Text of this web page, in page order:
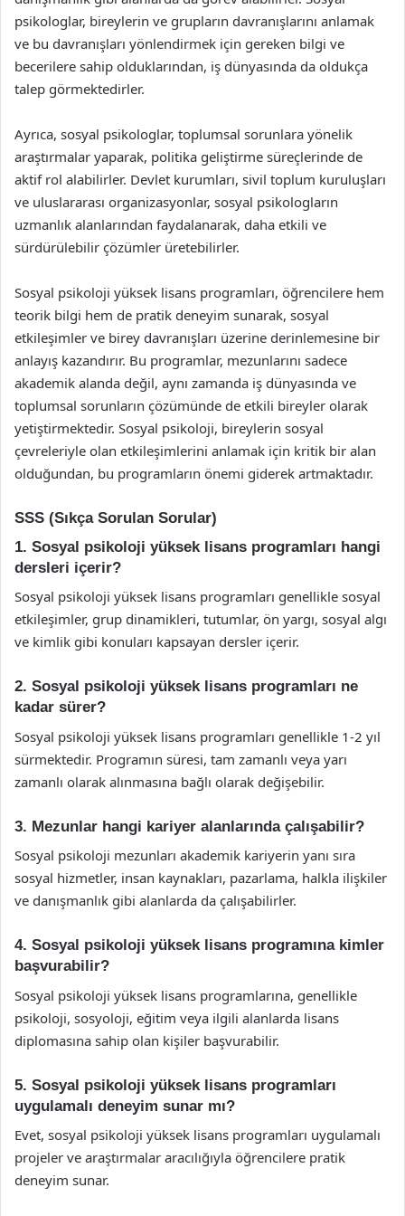
psikologlar, bireylerin ve grupların davranışlarını anlamak
ve bu davranışları yönlendirmek için gereken bilgi ve
becerilere sahip olduklarından, iş dünyasında da oldukça
talep görmektedirler.
Ayrıca, sosyal psikologlar, toplumsal sorunlara yönelik
araştırmalar yaparak, politika geliştirme süreçlerinde de
aktif rol alabilirler. Devlet kurumları, sivil toplum kuruluşları
ve uluslararası organizasyonlar, sosyal psikologların
uzmanlık alanlarından faydalanarak, daha etkili ve
sürdürülebilir çözümler üretebilirler.
Sosyal psikoloji yüksek lisans programları, öğrencilere hem
teorik bilgi hem de pratik deneyim sunarak, sosyal
etkileşimler ve birey davranışları üzerine derinlemesine bir
anlayış kazandırır. Bu programlar, mezunlarını sadece
akademik alanda değil, aynı zamanda iş dünyasında ve
toplumsal sorunların çözümünde de etkili bireyler olarak
yetiştirmektedir. Sosyal psikoloji, bireylerin sosyal
çevreleriyle olan etkileşimlerini anlamak için kritik bir alan
olduğundan, bu programların önemi giderek artmaktadır.
SSS (Sıkça Sorulan Sorular)
1. Sosyal psikoloji yüksek lisans programları hangi
dersleri içerir?
Sosyal psikoloji yüksek lisans programları genellikle sosyal
etkileşimler, grup dinamikleri, tutumlar, ön yargı, sosyal algı
ve kimlik gibi konuları kapsayan dersler içerir.
2. Sosyal psikoloji yüksek lisans programları ne
kadar sürer?
Sosyal psikoloji yüksek lisans programları genellikle 1-2 yıl
sürmektedir. Programın süresi, tam zamanlı veya yarı
zamanlı olarak alınmasına bağlı olarak değişebilir.
3. Mezunlar hangi kariyer alanlarında çalışabilir?
Sosyal psikoloji mezunları akademik kariyerin yanı sıra
sosyal hizmetler, insan kaynakları, pazarlama, halkla ilişkiler
ve danışmanlık gibi alanlarda da çalışabilirler.
4. Sosyal psikoloji yüksek lisans programına kimler
başvurabilir?
Sosyal psikoloji yüksek lisans programlarına, genellikle
psikoloji, sosyoloji, eğitim veya ilgili alanlarda lisans
diplomasına sahip olan kişiler başvurabilir.
5. Sosyal psikoloji yüksek lisans programları
uygulamalı deneyim sunar mı?
Evet, sosyal psikoloji yüksek lisans programları uygulamalı
projeler ve araştırmalar aracılığıyla öğrencilere pratik
deneyim sunar.